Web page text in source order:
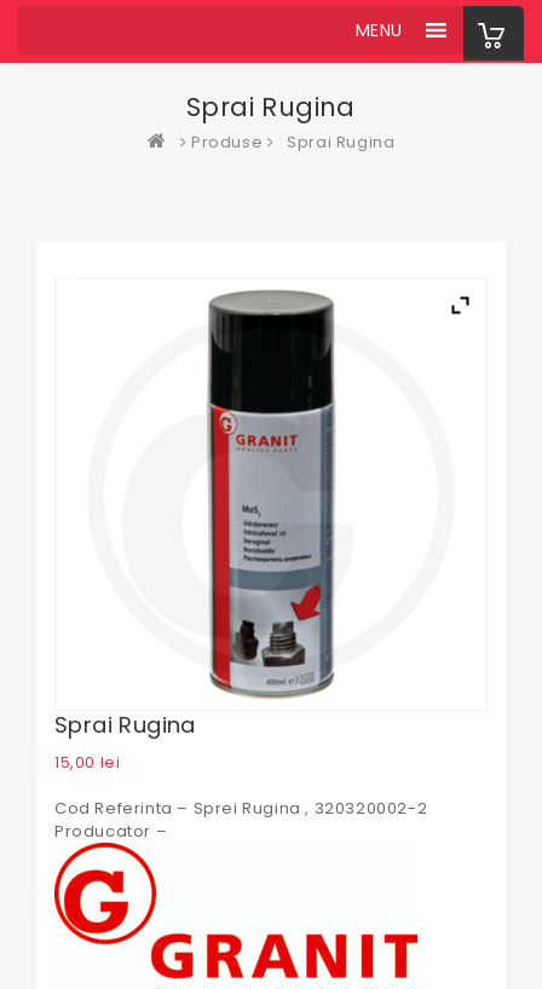
MENU
Sprai Rugina
Produse Sprai Rugina
Sprai Rugina
15,00 lei
Cod Referinta – Sprei Rugina , 320320002-2
Producator –